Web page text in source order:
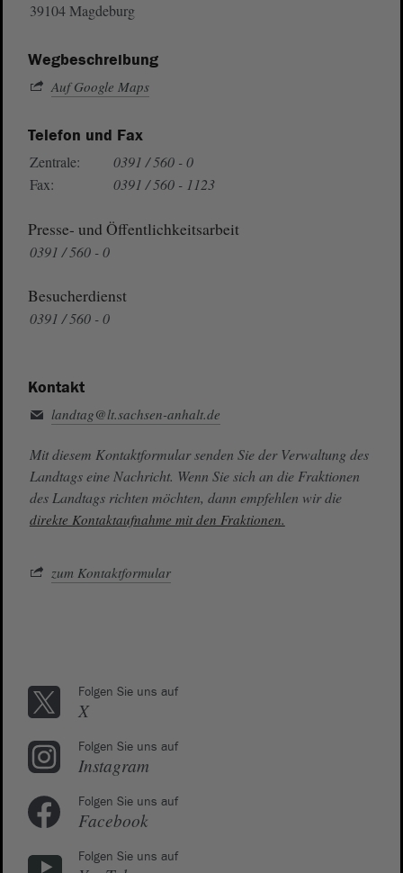
39104 Magdeburg
Wegbeschreibung
Auf Google Maps
Telefon und Fax
Zentrale:
0391 / 560 - 0
Fax:
0391 / 560 - 1123
Presse- und Öffentlichkeitsarbeit
0391 / 560 - 0
Besucherdienst
0391 / 560 - 0
Kontakt
landtag@lt.sachsen-anhalt.de
Mit diesem Kontaktformular senden Sie der Verwaltung des
Landtags eine Nachricht. Wenn Sie sich an die Fraktionen
des Landtags richten möchten, dann empfehlen wir die
direkte Kontaktaufnahme mit den Fraktionen.
zum Kontaktformular
Folgen Sie uns auf
X
Folgen Sie uns auf
Instagram
Folgen Sie uns auf
Facebook
Folgen Sie uns auf